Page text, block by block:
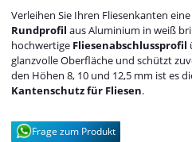
Verleihen Sie Ihren Fliesenkanten
Rundprofil aus Aluminium in weiß
hochwertige Fliesenabschlussprofil
glanzvolle Oberfläche und schützt
den Höhen 8, 10 und 12,5 mm ist es
Kantenschutz für Fliesen.
Frage zum Produkt